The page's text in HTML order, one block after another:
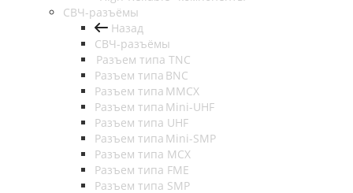
СВЧ-разъёмы
Назад
СВЧ-разъёмы
Разъем типа TNC
Разъем типа BNC
Разъем типа MMCX
Разъем типа Mini-UHF
Разъем типа UHF
Разъем типа Mini-SMP
Разъем типа MCX
Разъем типа FME
Разъем типа SMP